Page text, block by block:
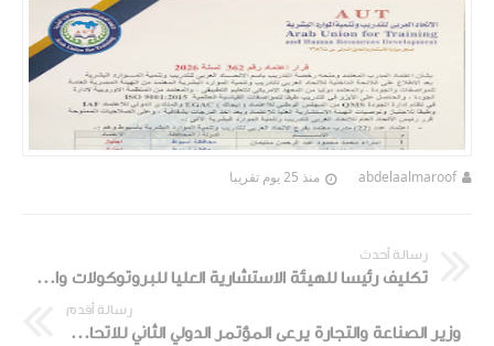
abdelaalmaroof منذ 25 يوم تقريبا
رسالة أحدث
تكليف رئيسا للهيئة الاستشارية العليا للبروتوكولات والعلاقات الخارجية بالاتحاد العام
رسالة أقدم
وزير الصناعة والتجارة يرعى المؤتمر الدولي الثاني للاتحاد العربي للتدريب